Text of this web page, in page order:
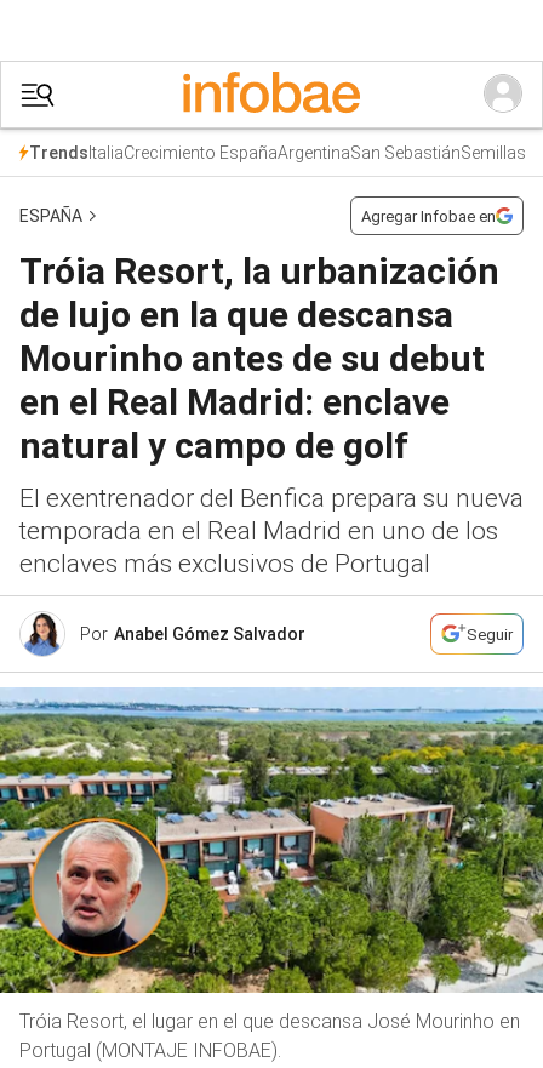
TrendsItaliaCrecimiento EspañaArgentinaSan SebastiánSemillas
ESPAÑA Agregar Infobae en
Tróia Resort, la urbanización
de lujo en la que descansa
Mourinho antes de su debut
en el Real Madrid: enclave
natural y campo de golf
El exentrenador del Benfica prepara su nueva
temporada en el Real Madrid en uno de los
enclaves más exclusivos de Portugal
Por Anabel Gómez Salvador Seguir
Tróia Resort, el lugar en el que descansa José Mourinho en
Portugal (MONTAJE INFOBAE).